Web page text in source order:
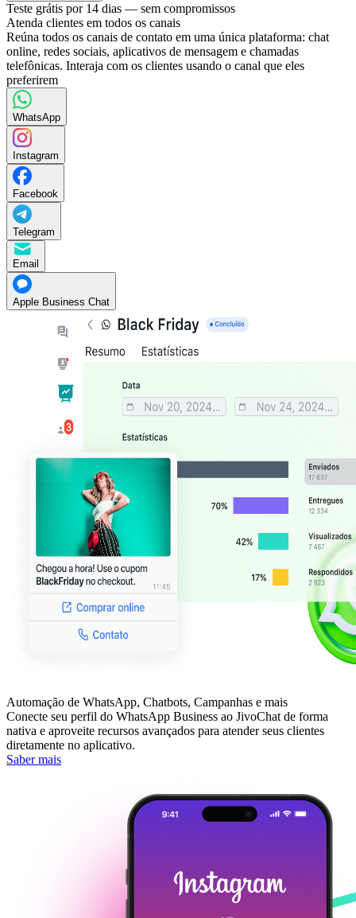
Teste grátis por 14 dias — sem compromissos
Atenda clientes em todos os canais
Reúna todos os canais de contato em uma única plataforma: chat
online, redes sociais, aplicativos de mensagem e chamadas
telefônicas. Interaja com os clientes usando o canal que eles
preferirem
WhatsApp
Instagram
Facebook
Telegram
Email
Apple Business Chat
Automação de WhatsApp, Chatbots, Campanhas e mais
Conecte seu perfil do WhatsApp Business ao JivoChat de forma
nativa e aproveite recursos avançados para atender seus clientes
diretamente no aplicativo.
Saber mais